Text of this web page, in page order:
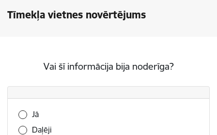
Tīmekļa vietnes novērtējums
Vai šī informācija bija noderīga?
Vai šī informācija bija noderīga?
Jā
Daļēji